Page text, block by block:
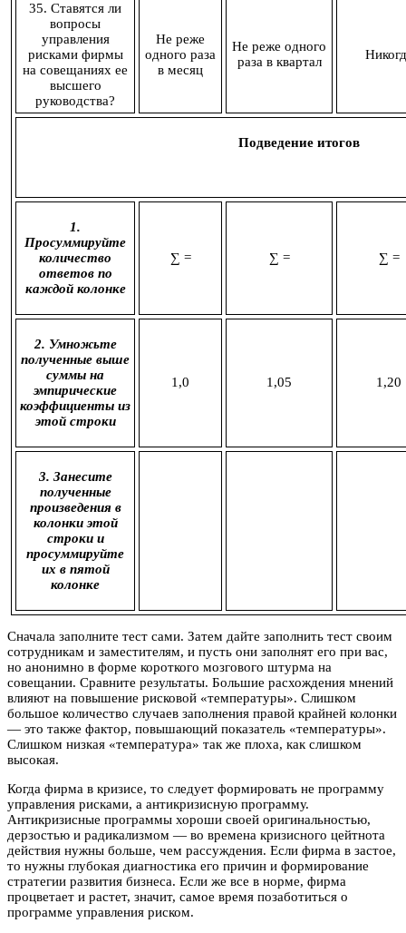
35. Ставятся ли
вопросы
управления
рисками фирмы
на совещаниях ее
высшего
руководства?
Не реже
одного раза
в месяц
Не реже одного
раза в квартал
Подведение итогов
1.
Просуммируйте
количество
ответов по
каждой колонке
∑ = ∑ = ∑ =
2. Умножьте
полученные выше
суммы на
эмпирические
коэффициенты из
этой строки
1,0 1,05 1,20
3. Занесите
полученные
произведения в
колонки этой
строки и
просуммируйте
их в пятой
колонке
Сначала заполните тест сами. Затем дайте заполнить тест своим
сотрудникам и заместителям, и пусть они заполнят его при вас,
но анонимно в форме короткого мозгового штурма на
совещании. Сравните результаты. Большие расхождения мнений
влияют на повышение рисковой «температуры». Слишком
большое количество случаев заполнения правой крайней колонки
— это также фактор, повышающий показатель «температуры».
Слишком низкая «температура» так же плоха, как слишком
высокая.
Когда фирма в кризисе, то следует формировать не программу
управления рисками, а антикризисную программу.
Антикризисные программы хороши своей оригинальностью,
дерзостью и радикализмом — во времена кризисного цейтнота
действия нужны больше, чем рассуждения. Если фирма в застое,
то нужны глубокая диагностика его причин и формирование
стратегии развития бизнеса. Если же все в норме, фирма
процветает и растет, значит, самое время позаботиться о
программе управления риском.